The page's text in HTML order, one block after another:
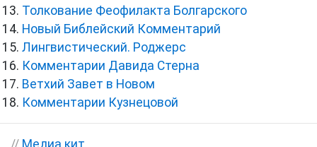
Толкование Феофилакта Болгарского
Новый Библейский Комментарий
Лингвистический. Роджерс
Комментарии Давида Стерна
Ветхий Завет в Новом
Комментарии Кузнецовой
// Медиа кит